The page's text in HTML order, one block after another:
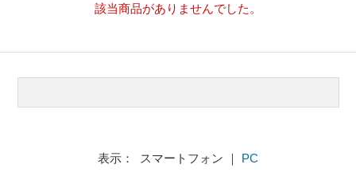
該当商品がありませんでした。
表示： スマートフォン ｜ PC